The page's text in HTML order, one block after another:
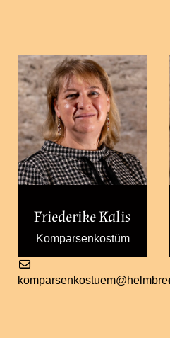
Friederike Kalis
Komparsenkostüm